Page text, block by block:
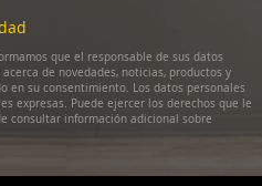
que el responsable de sus datos
acerca de novedades, noticias, productos y
en su consentimiento. Los datos personales
expresas. Puede ejercer los derechos que le
consultar información adicional sobre